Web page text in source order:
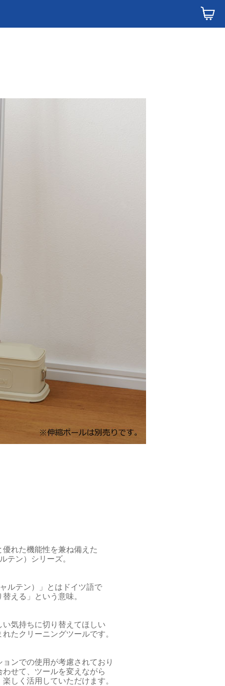
れた機能性を兼ね備えた
テン）シリーズ。
ルテン）」とはドイツ語で
替える」という意味。
い気持ちに切り替えてほしい
たクリーニングツールです。
ンでの使用が考慮されており
せて、ツールを変えながら
しく活用していただけます。